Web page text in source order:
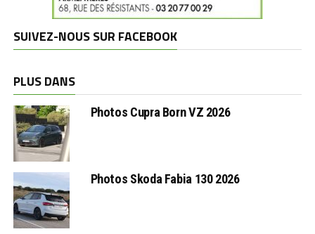
SUIVEZ-NOUS SUR FACEBOOK
PLUS DANS
Photos Cupra Born VZ 2026
Photos Skoda Fabia 130 2026